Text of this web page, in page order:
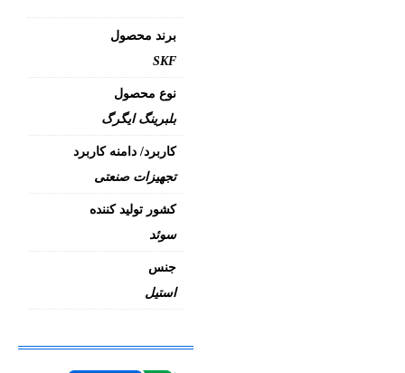
برند محصول
SKF
نوع محصول
بلبرینگ ایگرگ
کاربرد/ دامنه کاربرد
تجهیزات صنعتی
کشور تولید کننده
سوئد
جنس
استیل